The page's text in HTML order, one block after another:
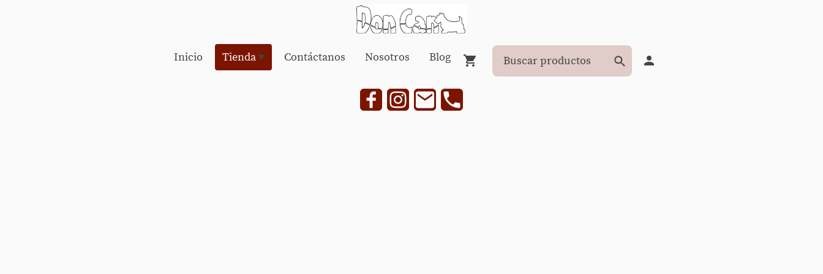
Inicio Tienda Contáctanos Nosotros Blog